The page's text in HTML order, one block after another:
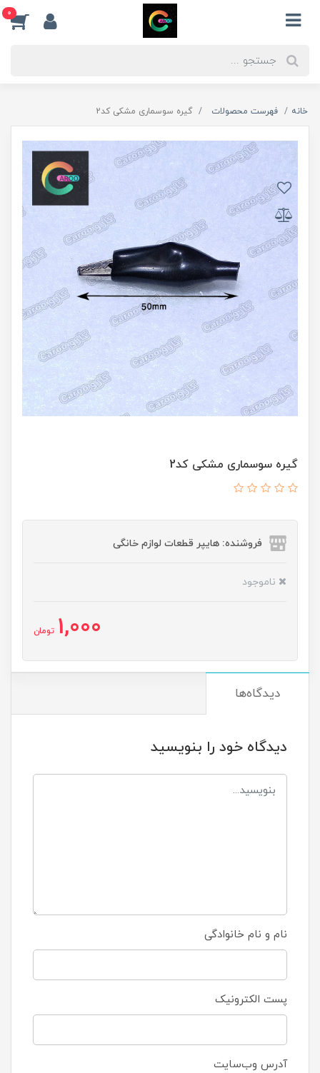
0
خانه فهرست محصولات گیره سوسماری مشکی کد2
گیره سوسماری مشکی کد2
فروشنده: هایپر قطعات لوازم خانگی
ناموجود
1,000 تومان
دیدگاه‌ها
دیدگاه خود را بنویسید
نام و نام خانوادگی
پست الکترونیک
آدرس وب‌سایت